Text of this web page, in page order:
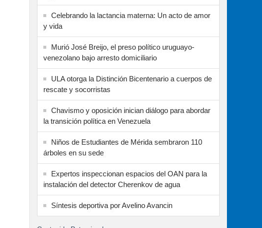
Celebrando la lactancia materna: Un acto de amor
y vida
Murió José Breijo, el preso político uruguayo-
venezolano bajo arresto domiciliario
ULA otorga la Distinción Bicentenario a cuerpos de
rescate y socorristas
Chavismo y oposición inician diálogo para abordar
la transición política en Venezuela
Niños de Estudiantes de Mérida sembraron 110
árboles en su sede
Expertos inspeccionan espacios del OAN para la
instalación del detector Cherenkov de agua
Síntesis deportiva por Avelino Avancin